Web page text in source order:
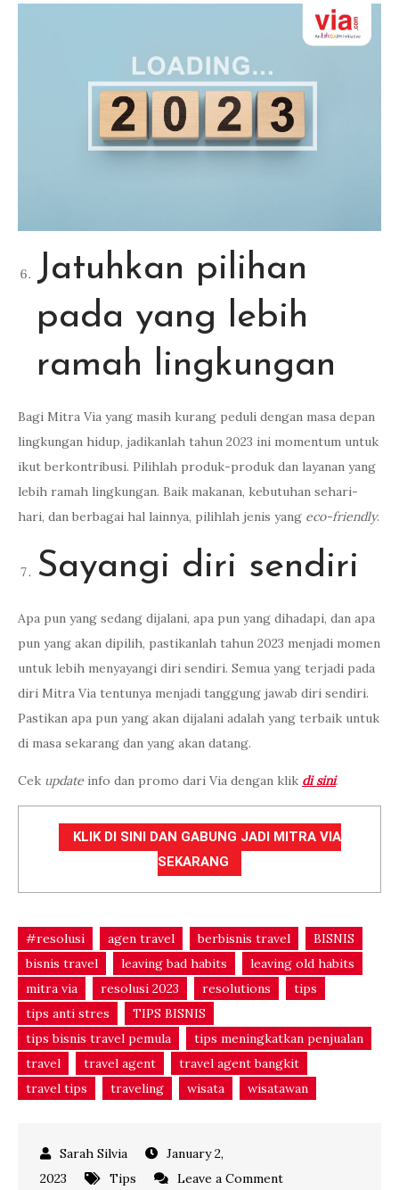
Jatuhkan pilihan
pada yang lebih
ramah lingkungan
Bagi Mitra Via yang masih kurang peduli dengan masa depan
lingkungan hidup, jadikanlah tahun 2023 ini momentum untuk
ikut berkontribusi. Pilihlah produk-produk dan layanan yang
lebih ramah lingkungan. Baik makanan, kebutuhan sehari-
hari, dan berbagai hal lainnya, pilihlah jenis yang eco-friendly.
Sayangi diri sendiri
Apa pun yang sedang dijalani, apa pun yang dihadapi, dan apa
pun yang akan dipilih, pastikanlah tahun 2023 menjadi momen
untuk lebih menyayangi diri sendiri. Semua yang terjadi pada
diri Mitra Via tentunya menjadi tanggung jawab diri sendiri.
Pastikan apa pun yang akan dijalani adalah yang terbaik untuk
di masa sekarang dan yang akan datang.
Cek update info dan promo dari Via dengan klik di sini.
KLIK DI SINI DAN GABUNG JADI MITRA VIA
SEKARANG
#resolusi agen travel berbisnis travel
BISNIS
bisnis travel
leaving bad habits
leaving old habits
mitra via
resolusi 2023 resolutions
tips
tips anti stres
TIPS BISNIS
tips bisnis travel pemula
tips meningkatkan penjualan
travel
travel agent
travel agent bangkit
travel tips
traveling wisata wisatawan
January 2,
2023
Tips Leave a Commenton